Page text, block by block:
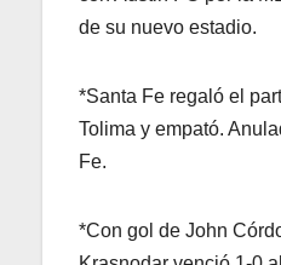
de su nuevo estadio.
*Santa Fe regaló el
Tolima y empató.
Fe.
*Con gol de John